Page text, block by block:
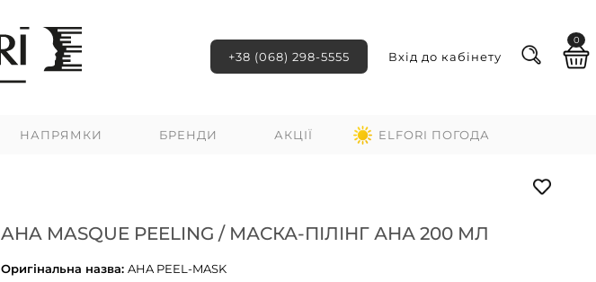
+38 (068) 298-5555 Вхід до кабінету
0
НАПРЯМКИ БРЕНДИ АКЦІЇ ELFORI ПОГОДА
AHA MASQUE PEELING / МАСКА-ПІЛІНГ АНА 200 МЛ
Оригінальна назва: AHA PEEL-MASK